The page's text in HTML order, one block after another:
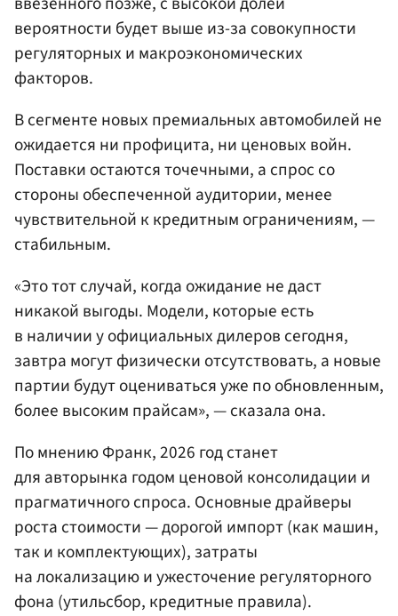
вероятности будет выше из-за совокупности
регуляторных и макроэкономических
факторов.
В сегменте новых премиальных автомобилей не
ожидается ни профицита, ни ценовых войн.
Поставки остаются точечными, а спрос со
стороны обеспеченной аудитории, менее
чувствительной к кредитным ограничениям, —
стабильным.
«Это тот случай, когда ожидание не даст
никакой выгоды. Модели, которые есть
в наличии у официальных дилеров сегодня,
завтра могут физически отсутствовать, а новые
партии будут оцениваться уже по обновленным,
более высоким прайсам», — сказала она.
По мнению Франк, 2026 год станет
для авторынка годом ценовой консолидации и
прагматичного спроса. Основные драйверы
роста стоимости — дорогой импорт (как машин,
так и комплектующих), затраты
на локализацию и ужесточение регуляторного
фона (утильсбор, кредитные правила).